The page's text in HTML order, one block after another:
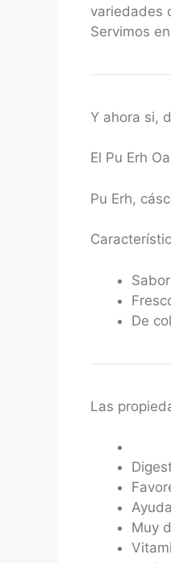
variedades
Servimos
Y ahora si,
El Pu Erh
Pu Erh,
De
Las
Muy